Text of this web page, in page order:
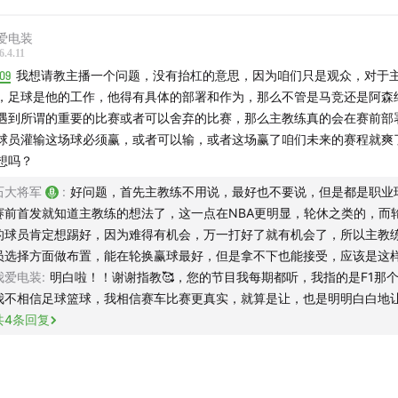
电装
我想请教主播一个问题，没有抬杠的意思，因为咱们只是观众，对于
足球是他的工作，他得有具体的部署和作为，那么不管是马竞还是阿森
到所谓的重要的比赛或者可以舍弃的比赛，那么主教练真的会在赛前部
员灌输这场球必须赢，或者可以输，或者这场赢了咱们未来的赛程就爽
吗？
大将军 : 好问题，首先主教练不用说，最好也不要说，但是都是职业
前首发就知道主教练的想法了，这一点在NBA更明显，轮休之类的，而
球员肯定想踢好，因为难得有机会，万一打好了就有机会了，所以主教
选择方面做布置，能在轮换赢球最好，但是拿不下也能接受，应该是这
爱电装: 明白啦！！谢谢指教🥰，您的节目我每期都听，我指的是F1那
不相信足球篮球，我相信赛车比赛更真实，就算是让，也是明明白白地
4条回复